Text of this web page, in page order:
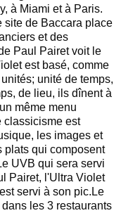
à Miami et à Paris.
site de Baccara place
et des
Paul Pairet voit le
est basé, comme
unité de temps,
de lieu, ils dînent à
même menu
classicisme est
les images et
plats qui composent
UVB qui sera servi
Pairet, l'Ultra Violet
servi à son pic.Le
les 3 restaurants